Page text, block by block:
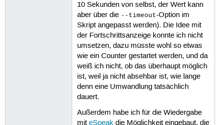
10 Sekunden von selbst, der Wert kann
aber über die --timeout-Option im
Skript angepasst werden). Die Idee mit
der Fortschrittsanzeige konnte ich nicht
umsetzen, dazu müsste wohl so etwas
wie ein Counter gestartet werden, und da
weiß ich nicht, ob das überhaupt möglich
ist, weil ja nicht absehbar ist, wie lange
denn eine Umwandlung tatsächlich
dauert.
Außerdem habe ich für die Wiedergabe
mit eSpeakdie Möglichkeit eingebaut, die